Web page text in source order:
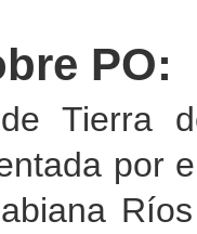
PO:
Tierra
por